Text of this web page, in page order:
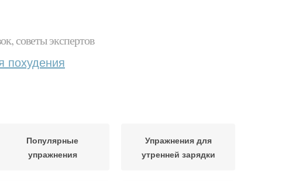
советы экспертов
похудения
Популярные
упражнения
Упражнения для
утренней зарядки